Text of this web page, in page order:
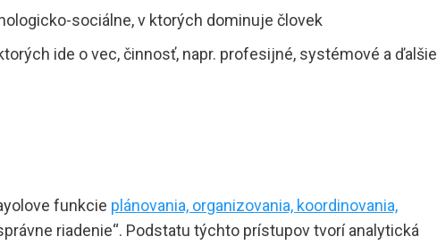
sociálne, v ktorých dominuje človek
ide o vec, činnosť, napr. profesijné, systémové a ďalšie
funkcie plánovania, organizovania, koordinovania,
riadenie“. Podstatu týchto prístupov tvorí analytická